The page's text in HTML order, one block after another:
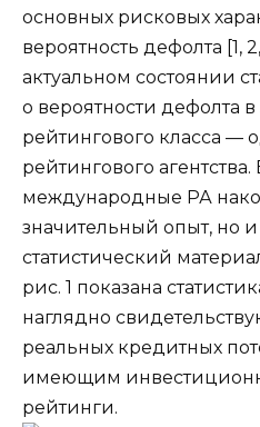
основных рисковых
вероятность дефолта [1,
актуальном состоянии
о вероятности дефолта
рейтингового класса —
рейтингового агентства.
международные РА
значительный опыт, но
статистический
рис. 1 показана
наглядно
реальных кредитных
имеющим
рейтинги.